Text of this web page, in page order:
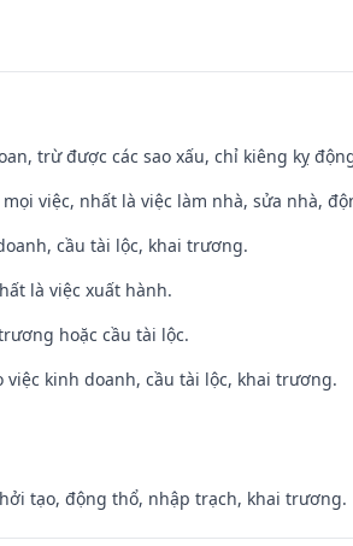
trừ được các sao xấu, chỉ kiêng kỵ
mọi việc, nhất là việc làm nhà, sửa nhà,
cầu tài lộc, khai trương.
là việc xuất hành.
hoặc cầu tài lộc.
việc kinh doanh, cầu tài lộc, khai trương.
tạo, động thổ, nhập trạch, khai trương.